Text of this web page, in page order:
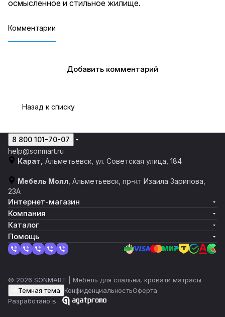
осмысленное и стильное жилище.
Комментарии
Добавить комментарий
Назад к списку
8 800 101-70-07
help@sonmart.ru
Карат, Альметьевск, ул. Советская улица, 184
Мебель Молл , Альметьевск, пр-кт Изаила Зарипова,
23А
Интернет-магазин
Компания
Каталог
Помощь
© 2026 SONMART | Мебель для спальни, кровати матрасы
Темная тема
КонфиденциальностьОферта
Разработано в